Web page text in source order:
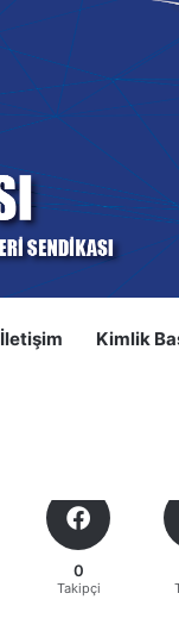
İletişim Kimlik
0
Takipçi